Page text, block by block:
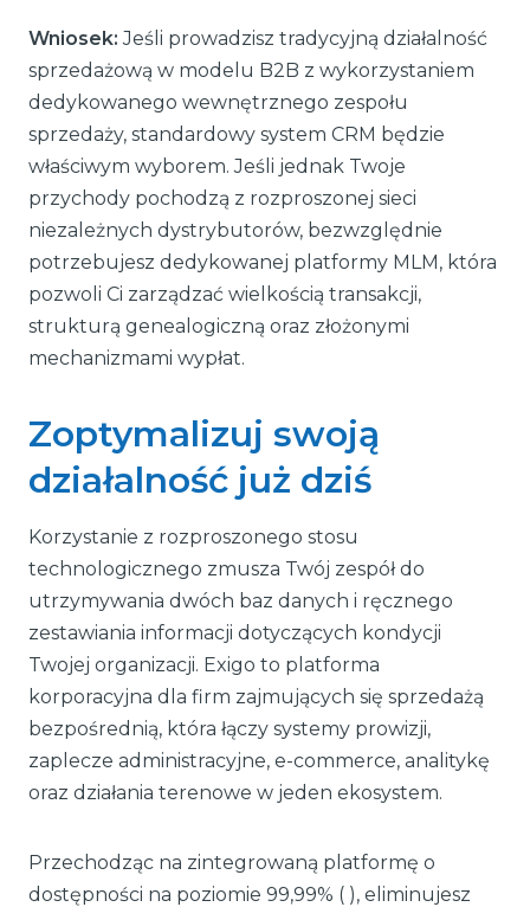
Wniosek: Jeśli prowadzisz tradycyjną działalność
sprzedażową w modelu B2B z wykorzystaniem
dedykowanego wewnętrznego zespołu
sprzedaży, standardowy system CRM będzie
właściwym wyborem. Jeśli jednak Twoje
przychody pochodzą z rozproszonej sieci
niezależnych dystrybutorów, bezwzględnie
potrzebujesz dedykowanej platformy MLM, która
pozwoli Ci zarządzać wielkością transakcji,
strukturą genealogiczną oraz złożonymi
mechanizmami wypłat.
Zoptymalizuj swoją
działalność już dziś
Korzystanie z rozproszonego stosu
technologicznego zmusza Twój zespół do
utrzymywania dwóch baz danych i ręcznego
zestawiania informacji dotyczących kondycji
Twojej organizacji. Exigo to platforma
korporacyjna dla firm zajmujących się sprzedażą
bezpośrednią, która łączy systemy prowizji,
zaplecze administracyjne, e-commerce, analitykę
oraz działania terenowe w jeden ekosystem.
Przechodząc na zintegrowaną platformę o
dostępności na poziomie 99,99% ( ), eliminujesz